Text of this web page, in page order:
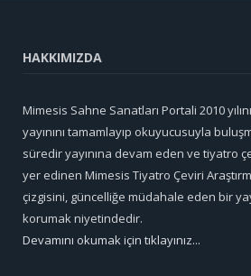
HAKKIMIZDA
Mimesis Sahne Sanatları Portali 2010
yayınını tamamlayıp okuyucusuyla
süredir yayınına devam eden ve tiyatro
yer edinen Mimesis Tiyatro Çeviri
çizgisini, güncelliğe müdahale eden bir
korumak niyetindedir.
Devamını okumak için tıklayınız...